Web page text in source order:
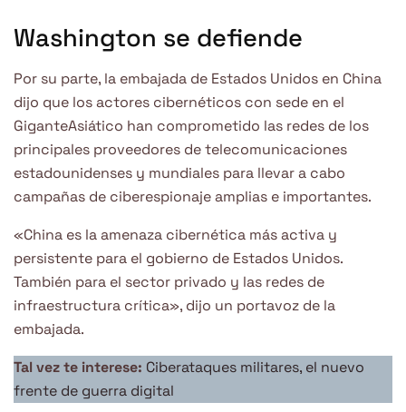
Washington se defiende
Por su parte, la embajada de Estados Unidos en China
dijo que los actores cibernéticos con sede en el
GiganteAsiático han comprometido las redes de los
principales proveedores de telecomunicaciones
estadounidenses y mundiales para llevar a cabo
campañas de ciberespionaje amplias e importantes.
«China es la amenaza cibernética más activa y
persistente para el gobierno de Estados Unidos.
También para el sector privado y las redes de
infraestructura crítica», dijo un portavoz de la
embajada.
Tal vez te interese: Ciberataques militares, el nuevo
frente de guerra digital